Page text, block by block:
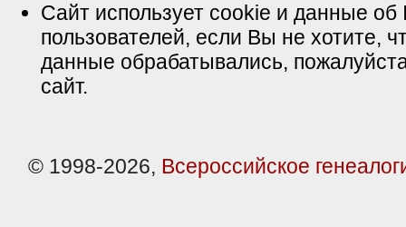
Сайт использует cookie и данные об
пользователей, если Вы не хотите,
данные обрабатывались,
сайт.
© 1998-2026, Всероссийское